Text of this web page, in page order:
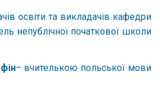
освіти та викладачів кафедри
непублічної початкової школи
– вчителькою польської мови